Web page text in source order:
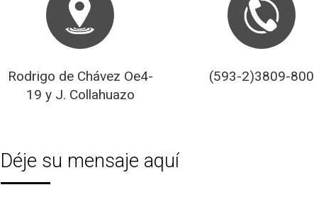
Rodrigo de Chávez Oe4-
19 y J. Collahuazo
(593-2)3809-800
Déje su mensaje aquí